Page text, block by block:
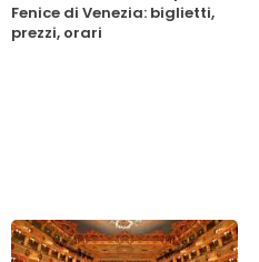
Fenice di Venezia: biglietti,
prezzi, orari